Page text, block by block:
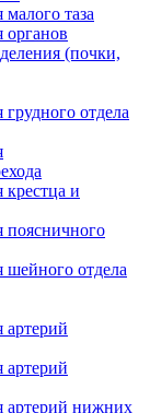
таза
органов
(почки,
отдела
и
поясничного
отдела
артерий
артерий
артерий нижних